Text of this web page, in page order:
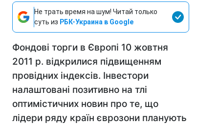
Не трать время на шум! Читай только
суть из РБК-Украина в Google
Фондові торги в Європі 10 жовтня
2011 р. відкрилися підвищенням
провідних індексів. Інвестори
налаштовані позитивно на тлі
оптимістичних новин про те, що
лідери ряду країн єврозони планують